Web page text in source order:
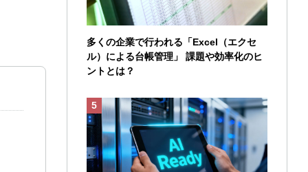
多くの企業で行われる「Excel（エクセ
ル）による台帳管理」 課題や効率化のヒ
ントとは？